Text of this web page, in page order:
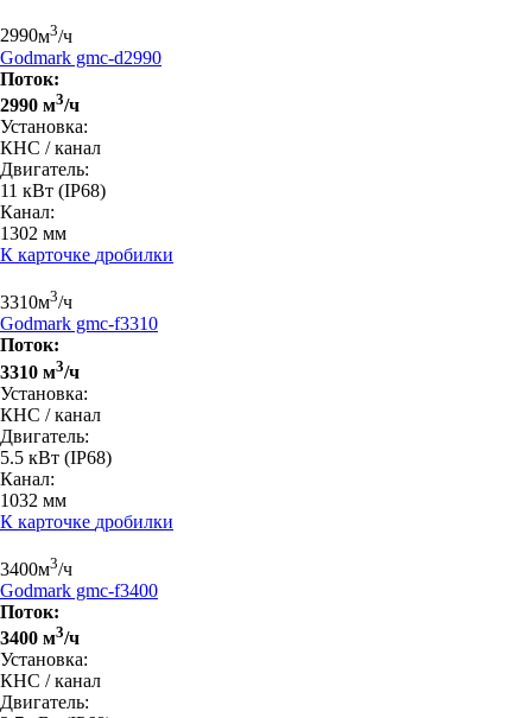
2990м3/ч
Godmark gmc-d2990
Поток:
2990 м3/ч
Установка:
КНС / канал
Двигатель:
11 кВт (IP68)
Канал:
1302 мм
К карточке дробилки
3310м3/ч
Godmark gmc-f3310
Поток:
3310 м3/ч
Установка:
КНС / канал
Двигатель:
5.5 кВт (IP68)
Канал:
1032 мм
К карточке дробилки
3400м3/ч
Godmark gmc-f3400
Поток:
3400 м3/ч
Установка:
КНС / канал
Двигатель: